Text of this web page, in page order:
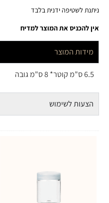
ידנית בלבד
את המוצר למדיח
המוצר
לשימוש